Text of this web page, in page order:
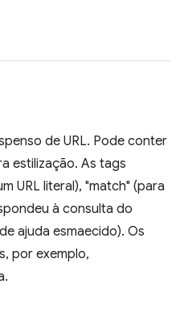
de URL. Pode conter
estilização. As tags
URL literal), "match" (para
à consulta do
ajuda esmaecido). Os
por exemplo,